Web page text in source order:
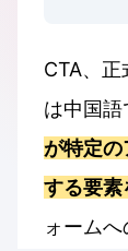
CTA、正
は中国語
が特定
する要素
ォーム